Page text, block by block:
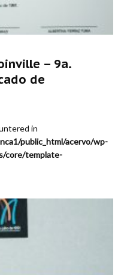
– 9a.
de
in
public_html/acervo/wp-
core/template-